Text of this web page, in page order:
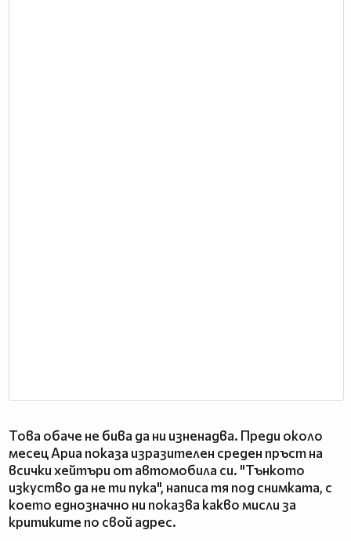
Това обаче не бива да ни изненадва. Преди около
месец Ариа показа изразителен среден пръст на
всички хейтъри от автомобила си. "Тънкото
изкуство да не ти пука", написа тя под снимката, с
което еднозначно ни показва какво мисли за
критиките по свой адрес.